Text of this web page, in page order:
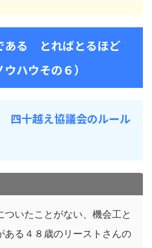
ある とればとるほど
ハウその６）
四十越え協議会のルール
いたことがない、機会工と
ある４８歳のリーストさんの